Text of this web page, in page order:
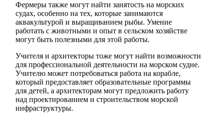
Фермеры также могут найти занятость на морских
судах, особенно на тех, которые занимаются
аквакультурой и выращиванием рыбы. Умение
работать с животными и опыт в сельском хозяйстве
могут быть полезными для этой работы.
Учителя и архитекторы тоже могут найти возможности
для профессиональной деятельности на морском судне.
Учителю может потребоваться работа на корабле,
который предоставляет образовательные программы
для детей, а архитекторам могут предложить работу
над проектированием и строительством морской
инфраструктуры.